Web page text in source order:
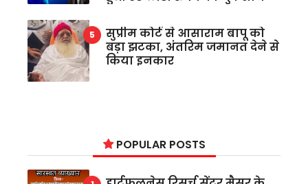
सुप्रीम कोर्ट से आसाराम बापू को
बड़ा झटका, अंतरिम जमानत देने से
किया इनकार
POPULAR POSTS